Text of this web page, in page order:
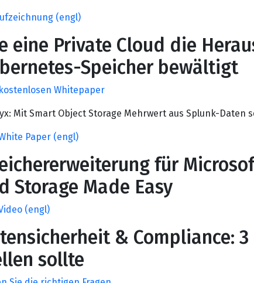
(engl)
eine Private Cloud die
Speicher bewältigt
Whitepaper
Mit Smart Object Storage Mehrwert aus Splunk-Daten
Paper (engl)
für
Storage Made Easy
(engl)
& Compliance:
sollte